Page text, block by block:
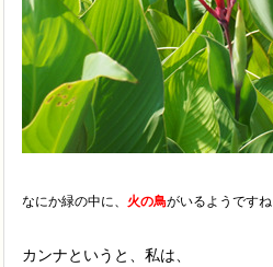
なにか緑の中に、 火の鳥がいるようですね
カンナというと、私は、